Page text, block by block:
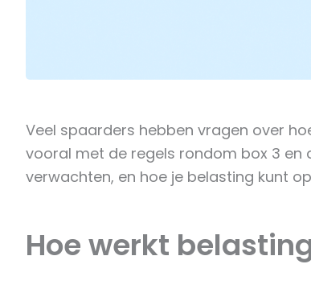
Veel spaarders hebben vragen over
vooral met de regels rondom box 3 en
verwachten, en hoe je belasting kunt
Hoe werkt